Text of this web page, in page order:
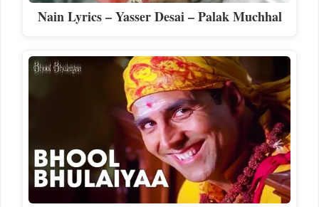
Nain Lyrics – Yasser Desai – Palak Muchhal